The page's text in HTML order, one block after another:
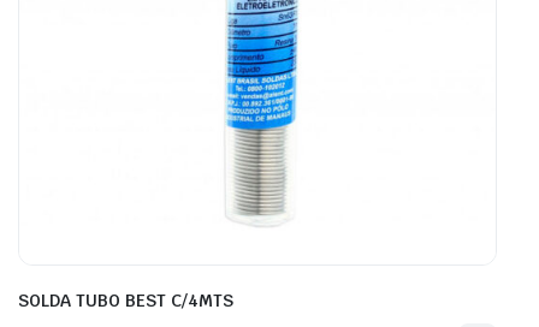
SOLDA TUBO BEST C/4MTS